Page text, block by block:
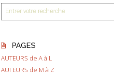
PAGES
AUTEURS de A à L
AUTEURS de M à Z